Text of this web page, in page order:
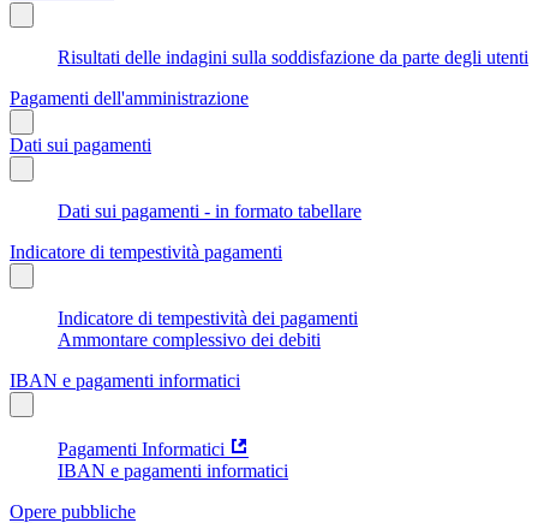
Risultati delle indagini sulla soddisfazione da parte degli utenti
Pagamenti dell'amministrazione
Dati sui pagamenti
Dati sui pagamenti - in formato tabellare
Indicatore di tempestività pagamenti
Indicatore di tempestività dei pagamenti
Ammontare complessivo dei debiti
IBAN e pagamenti informatici
Pagamenti Informatici
IBAN e pagamenti informatici
Opere pubbliche